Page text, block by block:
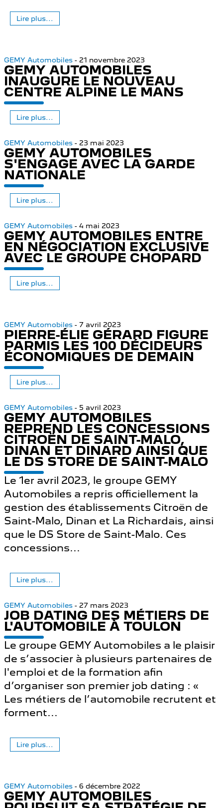
Lire plus...
GEMY Automobiles - 21 novembre 2023
GEMY AUTOMOBILES
INAUGURE LE NOUVEAU
CENTRE ALPINE LE MANS
Lire plus...
GEMY Automobiles - 23 mai 2023
GEMY AUTOMOBILES
S'ENGAGE AVEC LA GARDE
NATIONALE
Lire plus...
GEMY Automobiles - 4 mai 2023
GEMY AUTOMOBILES ENTRE
EN NÉGOCIATION EXCLUSIVE
AVEC LE GROUPE CHOPARD
Lire plus...
GEMY Automobiles - 7 avril 2023
PIERRE-ÉLIE GÉRARD FIGURE
PARMIS LES 100 DÉCIDEURS
ÉCONOMIQUES DE DEMAIN
Lire plus...
GEMY Automobiles - 5 avril 2023
GEMY AUTOMOBILES
REPREND LES CONCESSIONS
CITROËN DE SAINT-MALO,
DINAN ET DINARD AINSI QUE
LE DS STORE DE SAINT-MALO
Le 1er avril 2023, le groupe GEMY
Automobiles a repris officiellement la
gestion des établissements Citroën de
Saint-Malo, Dinan et La Richardais, ainsi
que le DS Store de Saint-Malo. Ces
concessions...
Lire plus...
GEMY Automobiles - 27 mars 2023
JOB DATING DES MÉTIERS DE
L'AUTOMOBILE À TOULON
Le groupe GEMY Automobiles a le plaisir
de s’associer à plusieurs partenaires de
l'emploi et de la formation afin
d’organiser son premier job dating : «
Les métiers de l’automobile recrutent et
forment...
Lire plus...
GEMY Automobiles - 6 décembre 2022
GEMY AUTOMOBILES